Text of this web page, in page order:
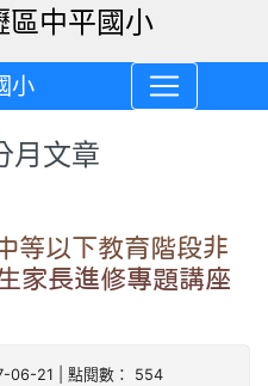
小
月文章
等以下教育階段非
家長進修專題講座
06-21 | 點閱數： 554